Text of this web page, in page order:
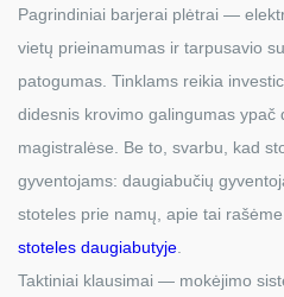
Pagrindiniai barjerai plėtrai —
vietų prieinamumas ir tarpusavio
patogumas. Tinklams reikia
didesnis krovimo galingumas ypač
magistralėse. Be to, svarbu, kad
gyventojams: daugiabučių
stoteles prie namų, apie tai
stoteles daugiabutyje
Taktiniai klausimai — mokėjimo